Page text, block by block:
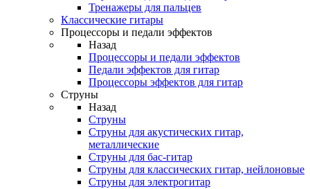
Тренажеры для пальцев
Классические гитары
Процессоры и педали эффектов
Назад
Процессоры и педали эффектов
Педали эффектов для гитар
Процессоры эффектов для гитар
Струны
Назад
Струны
Струны для акустических гитар,
металлические
Струны для бас-гитар
Струны для классических гитар, нейлоновые
Струны для электрогитар